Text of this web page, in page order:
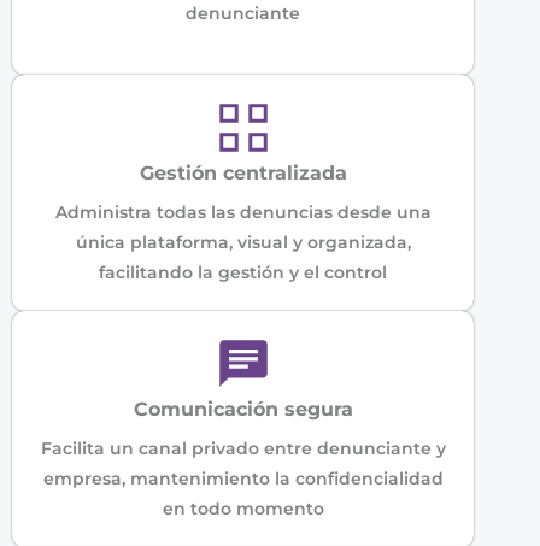
denunciante
Gestión centralizada
Administra todas las denuncias desde una
única plataforma, visual y organizada,
facilitando la gestión y el control
Comunicación segura
Facilita un canal privado entre denunciante y
empresa, mantenimiento la confidencialidad
en todo momento